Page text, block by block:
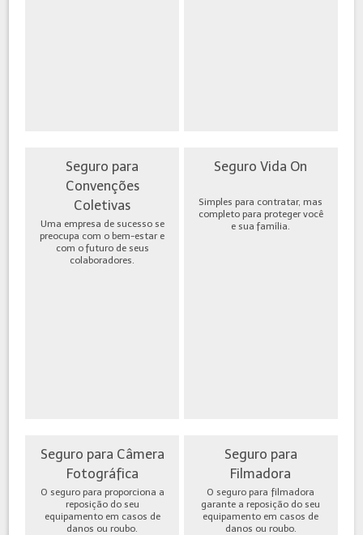
Seguro para
Convenções
Coletivas
Uma empresa de sucesso se
preocupa com o bem-estar e
com o futuro de seus
colaboradores.
Seguro Vida On
Simples para contratar, mas
completo para proteger você
e sua família.
Seguro para Câmera
Fotográfica
O seguro para proporciona a
reposição do seu
equipamento em casos de
danos ou roubo.
Seguro para
Filmadora
O seguro para filmadora
garante a reposição do seu
equipamento em casos de
danos ou roubo.